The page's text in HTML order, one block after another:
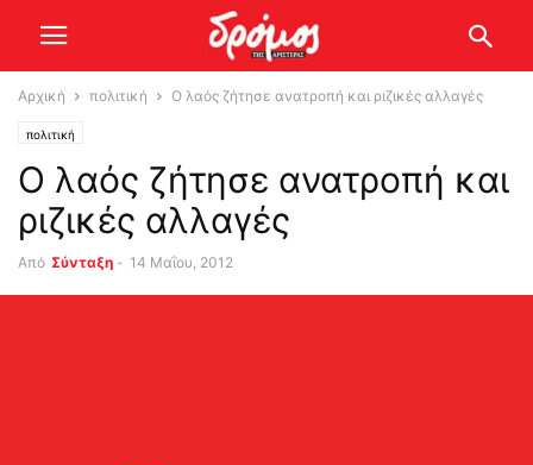
Αρχική πολιτική Ο λαός ζήτησε ανατροπή και ριζικές αλλαγές
πολιτική
Ο λαός ζήτησε ανατροπή και
ριζικές αλλαγές
Από Σύνταξη - 14 Μαΐου, 2012